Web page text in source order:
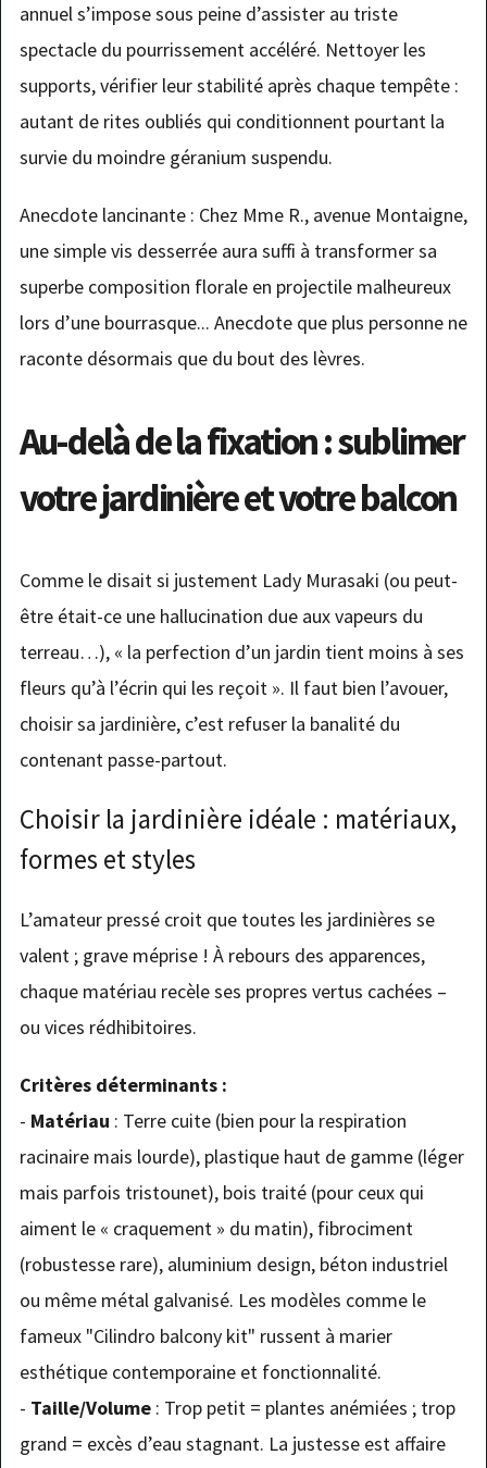
annuel s’impose sous peine d’assister au triste
spectacle du pourrissement accéléré. Nettoyer les
supports, vérifier leur stabilité après chaque tempête :
autant de rites oubliés qui conditionnent pourtant la
survie du moindre géranium suspendu.
Anecdote lancinante : Chez Mme R., avenue Montaigne,
une simple vis desserrée aura suffi à transformer sa
superbe composition florale en projectile malheureux
lors d’une bourrasque... Anecdote que plus personne ne
raconte désormais que du bout des lèvres.
Au-delà de la fixation : sublimer
votre jardinière et votre balcon
Comme le disait si justement Lady Murasaki (ou peut-
être était-ce une hallucination due aux vapeurs du
terreau…), « la perfection d’un jardin tient moins à ses
fleurs qu’à l’écrin qui les reçoit ». Il faut bien l’avouer,
choisir sa jardinière, c’est refuser la banalité du
contenant passe-partout.
Choisir la jardinière idéale : matériaux,
formes et styles
L’amateur pressé croit que toutes les jardinières se
valent ; grave méprise ! À rebours des apparences,
chaque matériau recèle ses propres vertus cachées –
ou vices rédhibitoires.
Critères déterminants :
- Matériau : Terre cuite (bien pour la respiration
racinaire mais lourde), plastique haut de gamme (léger
mais parfois tristounet), bois traité (pour ceux qui
aiment le « craquement » du matin), fibrociment
(robustesse rare), aluminium design, béton industriel
ou même métal galvanisé. Les modèles comme le
fameux "Cilindro balcony kit" russent à marier
esthétique contemporaine et fonctionnalité.
- Taille/Volume: Trop petit = plantes anémiées ; trop
grand = excès d’eau stagnant. La justesse est affaire